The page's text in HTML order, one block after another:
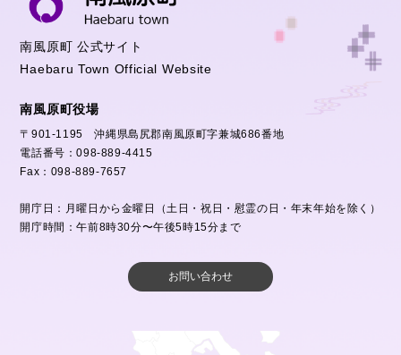
南風原町 公式サイト
Haebaru Town Official Website
南風原町役場
〒901-1195 沖縄県島尻郡南風原町字兼城686番地
電話番号：098-889-4415
Fax：098-889-7657
開庁日：月曜日から金曜日（土日・祝日・慰霊の日・年末年始を除く）
開庁時間：午前8時30分〜午後5時15分まで
お問い合わせ